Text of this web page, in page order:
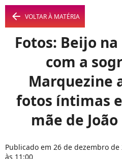
arrow_left VOLTAR À MATÉRIA
Fotos: Beijo
com a
Marquezine
fotos íntimas
mãe de
Publicado em 26 de dezembro de
às 11:00